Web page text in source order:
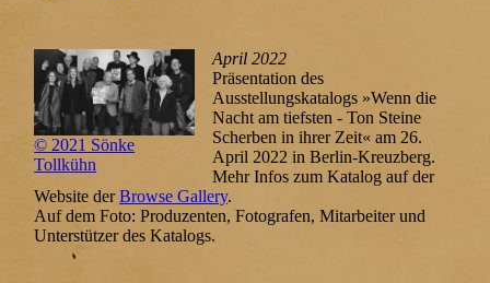
© 2021 Sönke
Tollkühn
April 2022
Präsentation des
Ausstellungskatalogs »Wenn die
Nacht am tiefsten - Ton Steine
Scherben in ihrer Zeit« am 26.
April 2022 in Berlin-Kreuzberg.
Mehr Infos zum Katalog auf der
Website derBrowse Gallery.
Auf dem Foto: Produzenten, Fotografen, Mitarbeiter und
Unterstützer des Katalogs.